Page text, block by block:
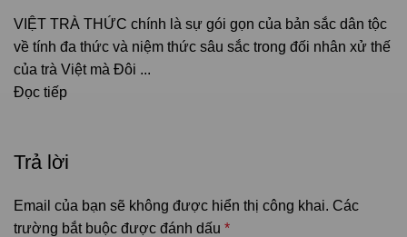
VIỆT TRÀ THỨC chính là sự gói gọn của bản sắc dân tộc
về tính đa thức và niệm thức sâu sắc trong đối nhân xử thế
của trà Việt mà Đôi ...
Đọc tiếp
Trả lời
Email của bạn sẽ không được hiển thị công khai. Các
trường bắt buộc được đánh dấu *